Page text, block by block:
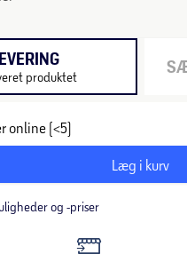
produktet
online (<5)
Læg i kurv
og -priser